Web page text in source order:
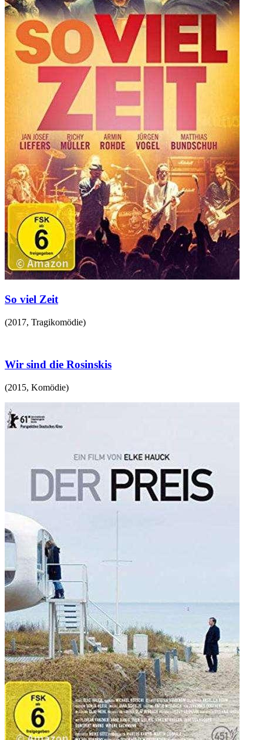
So viel Zeit
(2017, Tragikomödie)
Wir sind die Rosinskis
(2015, Komödie)